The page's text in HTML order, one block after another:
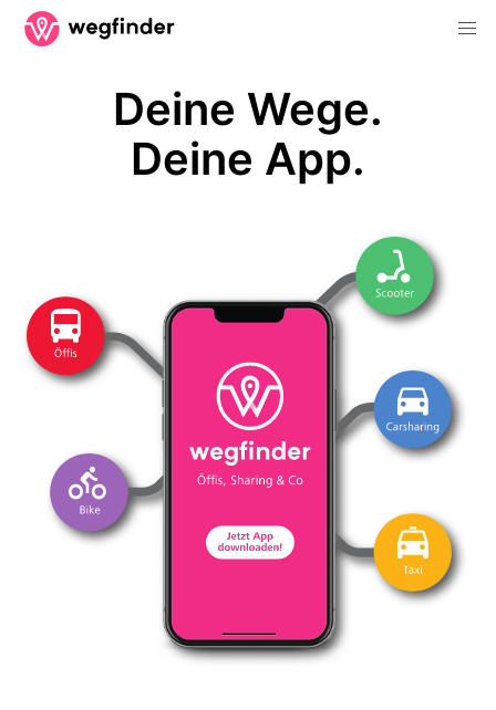
Deine Wege.
Deine App.